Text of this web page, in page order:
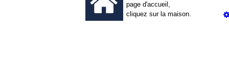
page d'accueil,
cliquez sur la maison.